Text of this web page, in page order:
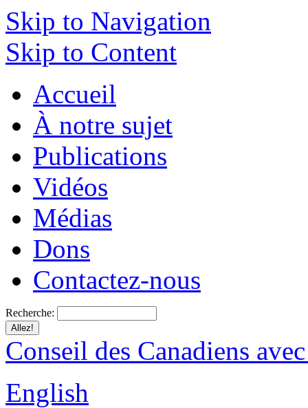
Skip to Navigation
Skip to Content
Accueil
À notre sujet
Publications
Vidéos
Médias
Dons
Contactez-nous
Recherche:
Conseil des Canadiens
English